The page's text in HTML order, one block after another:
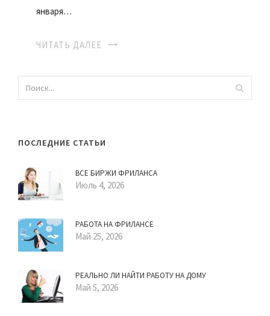
января…
ЧИТАТЬ ДАЛЕЕ
ПОСЛЕДНИЕ СТАТЬИ
ВСЕ БИРЖИ ФРИЛАНСА
Июль 4, 2026
РАБОТА НА ФРИЛАНСЕ
Май 25, 2026
РЕАЛЬНО ЛИ НАЙТИ РАБОТУ НА ДОМУ
Май 5, 2026